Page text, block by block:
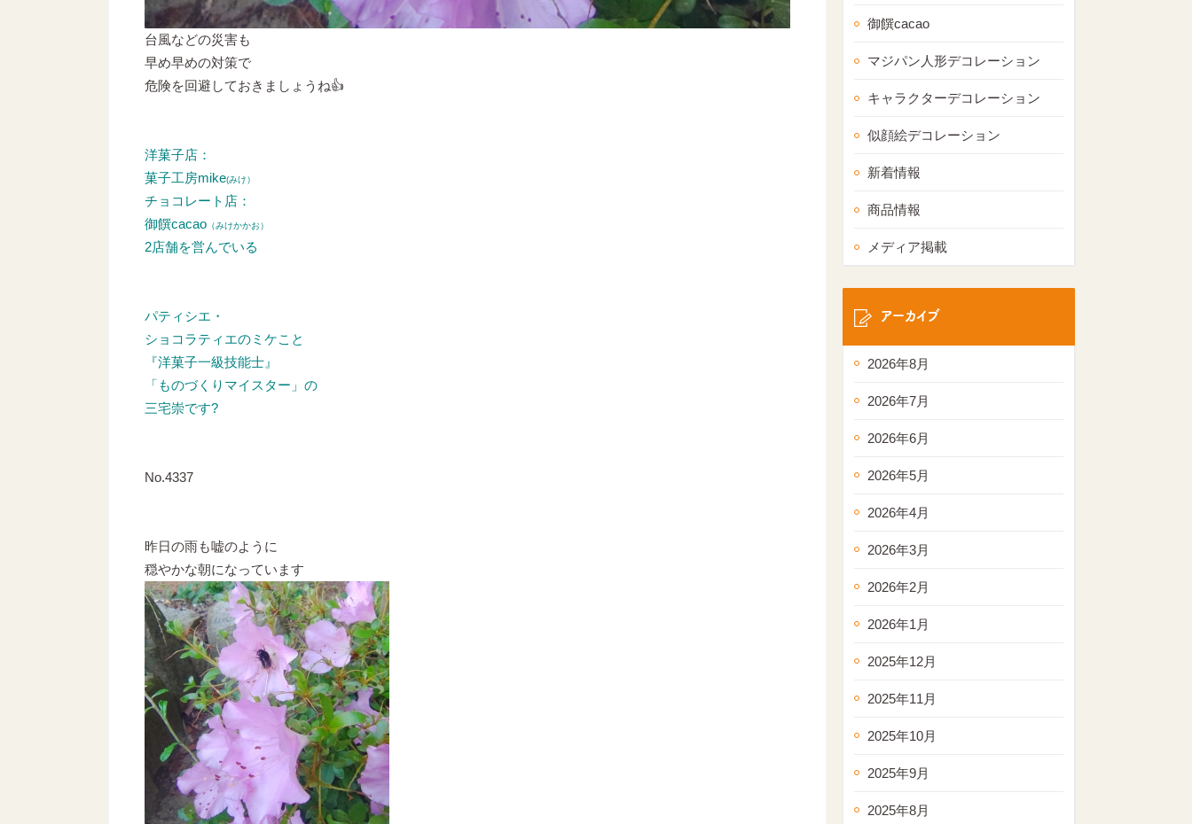
台風などの災害も
早め早めの対策で
危険を回避しておきましょうね👍
洋菓子店：
菓子工房mike(みけ）
チョコレート店：
御饌cacao （みけかかお）
2店舗を営んでいる
パティシエ・
ショコラティエのミケこと
『洋菓子一級技能士』
「ものづくりマイスター」の
三宅崇です?
No.4337
昨日の雨も嘘のように
穏やかな朝になっています
御饌cacao
マジパン人形デコレーション
キャラクターデコレーション
似顔絵デコレーション
新着情報
商品情報
メディア掲載
アーカイブ
2026年8月
2026年7月
2026年6月
2026年5月
2026年4月
2026年3月
2026年2月
2026年1月
2025年12月
2025年11月
2025年10月
2025年9月
2025年8月